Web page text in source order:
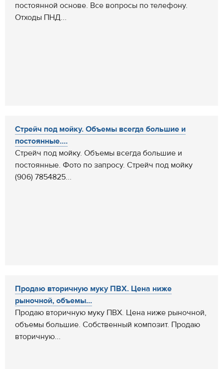
постоянной основе. Все вопросы по телефону.
Отходы ПНД...
Стрейч под мойку. Объемы всегда большие и
постоянные....
Стрейч под мойку. Объемы всегда большие и
постоянные. Фото по запросу. Стрейч под мойку
(906) 7854825...
Продаю вторичную муку ПВХ. Цена ниже
рыночной, объемы...
Продаю вторичную муку ПВХ. Цена ниже рыночной,
объемы большие. Собственный композит. Продаю
вторичную...